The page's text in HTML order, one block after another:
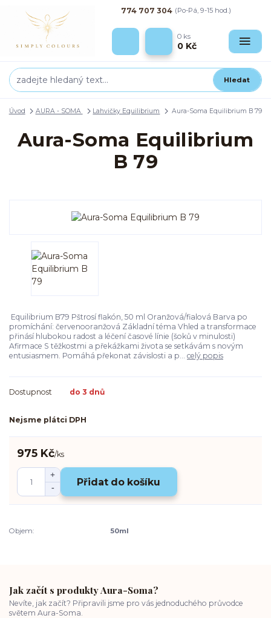
Hledat
774 707 304 (Po-Pá, 9-15 hod.)
0 ks
0 Kč
Úvod AURA - SOMA Lahvičky Equilibrium Aura-Soma Equilibrium B 79
Aura-Soma Equilibrium
B 79
Equilibrium B79 Pštrosí flakón, 50 ml Oranžová/fialová Barva po
promíchání: červenooranžová Základní téma Vhled a transformace
přinásí hlubokou radost a léčení časové línie (šoků v minulosti)
Afirmace S těžkostmi a překážkami života se setkávám s novým
entusiasmem. Pomáhá překonat závislosti a p... celý popis
Dostupnost do 3 dnů
Nejsme plátci DPH
975 Kč/ks
Přidat do košíku
Objem: 50ml
Jak začít s produkty Aura-Soma?
Nevíte, jak začít? Připravili jsme pro vás jednoduchého průvodce
světem Aura-Soma.